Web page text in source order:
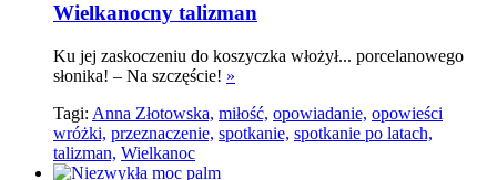
Wielkanocny talizman
Ku jej zaskoczeniu do koszyczka włożył... porcelanowego
słonika! – Na szczęście! »
Tagi: Anna Złotowska, miłość, opowiadanie, opowieści
wróżki, przeznaczenie, spotkanie, spotkanie po latach,
talizman, Wielkanoc